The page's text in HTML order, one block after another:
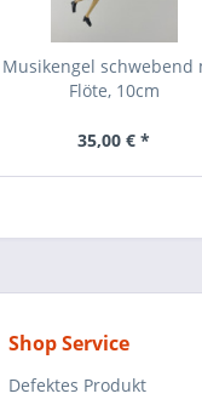
Musikengel schwebend
Flöte, 10cm
35,00 € *
Shop Service
Defektes Produkt